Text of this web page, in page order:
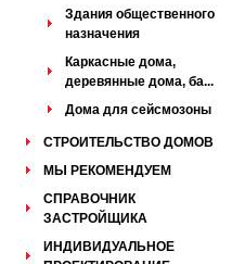
Здания общественного
назначения
Каркасные дома,
деревянные дома, ба...
Дома для сейсмозоны
СТРОИТЕЛЬСТВО ДОМОВ
МЫ РЕКОМЕНДУЕМ
СПРАВОЧНИК
ЗАСТРОЙЩИКА
ИНДИВИДУАЛЬНОЕ